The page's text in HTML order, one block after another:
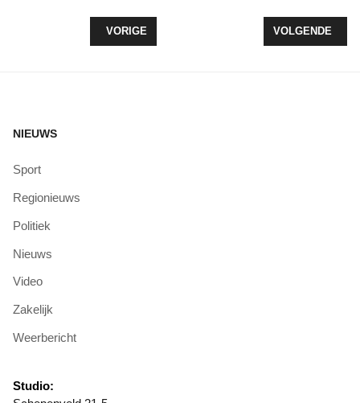
VORIG ARTIKEL: SEDUM DAKTERRAS CARRÉ
VORIGE VOLGENDE
VOLGENDE
NIEUWS
Sport
Regionieuws
Politiek
Nieuws
Video
Zakelijk
Weerbericht
Studio: